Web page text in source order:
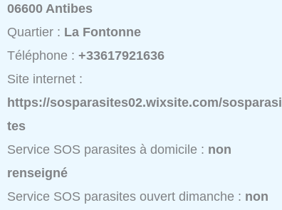
06600 Antibes
Quartier : La Fontonne
Téléphone :+33617921636
Site internet :
https://sosparasites02.wixsite.com/sosparasi
tes
Service SOS parasites à domicile : non
renseigné
Service SOS parasites ouvert dimanche : non